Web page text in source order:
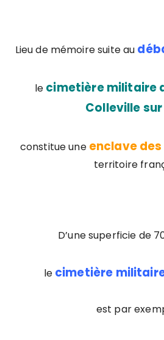
Lieu de mémoire suite au
le cimetière militaire
Colleville
constitue une enclave
territoire
D’une superficie de
le cimetière
est par